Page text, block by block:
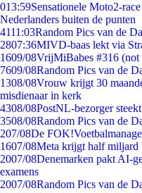
013:59Sensationele Moto2-
Nederlanders buiten de punten
4111:03Random Pics van de
2807:36MIVD-baas lekt via
1609/08VrijMiBabes #316
7609/08Random Pics van de
1308/08Vrouw krijgt 30
misdienaar in kerk
4308/08PostNL-bezorger
3508/08Random Pics van de
207/08De
1607/08Meta krijgt half miljard
2007/08Denemarken pakt AI-
examens
2007/08Random Pics van de